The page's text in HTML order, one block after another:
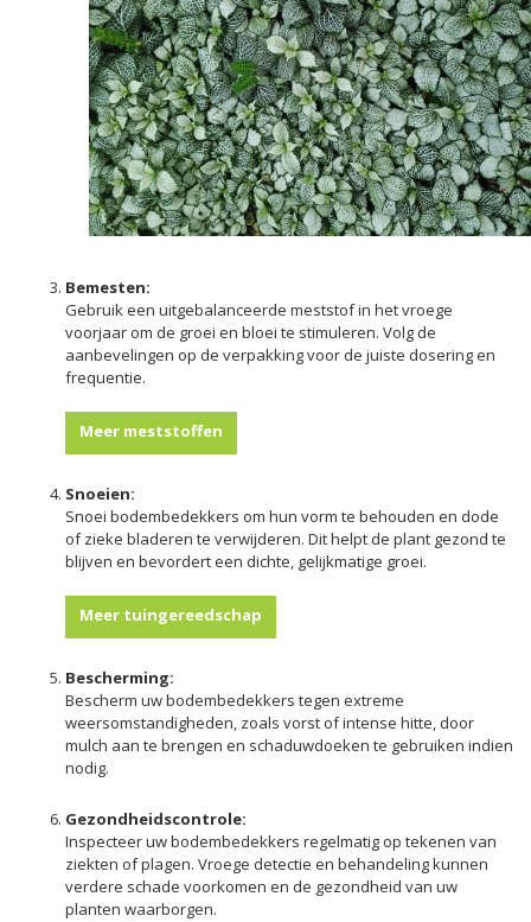
Bemesten:
Gebruik een uitgebalanceerde meststof in het vroege
voorjaar om de groei en bloei te stimuleren. Volg de
aanbevelingen op de verpakking voor de juiste dosering en
frequentie.
Meer meststoffen
Snoeien:
Snoei bodembedekkers om hun vorm te behouden en dode
of zieke bladeren te verwijderen. Dit helpt de plant gezond te
blijven en bevordert een dichte, gelijkmatige groei.
Meer tuingereedschap
Bescherming:
Bescherm uw bodembedekkers tegen extreme
weersomstandigheden, zoals vorst of intense hitte, door
mulch aan te brengen en schaduwdoeken te gebruiken indien
nodig.
Gezondheidscontrole:
Inspecteer uw bodembedekkers regelmatig op tekenen van
ziekten of plagen. Vroege detectie en behandeling kunnen
verdere schade voorkomen en de gezondheid van uw
planten waarborgen.